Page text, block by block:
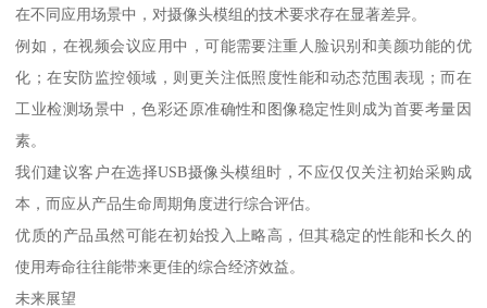
在不同应用场景中，对摄像头模组的技术要求存在显著差异。
例如，在视频会议应用中，可能需要注重人脸识别和美颜功能的优
化；在安防监控领域，则更关注低照度性能和动态范围表现；而在
工业检测场景中，色彩还原准确性和图像稳定性则成为首要考量因
素。
我们建议客户在选择USB摄像头模组时，不应仅仅关注初始采购成
本，而应从产品生命周期角度进行综合评估。
优质的产品虽然可能在初始投入上略高，但其稳定的性能和长久的
使用寿命往往能带来更佳的综合经济效益。
未来展望